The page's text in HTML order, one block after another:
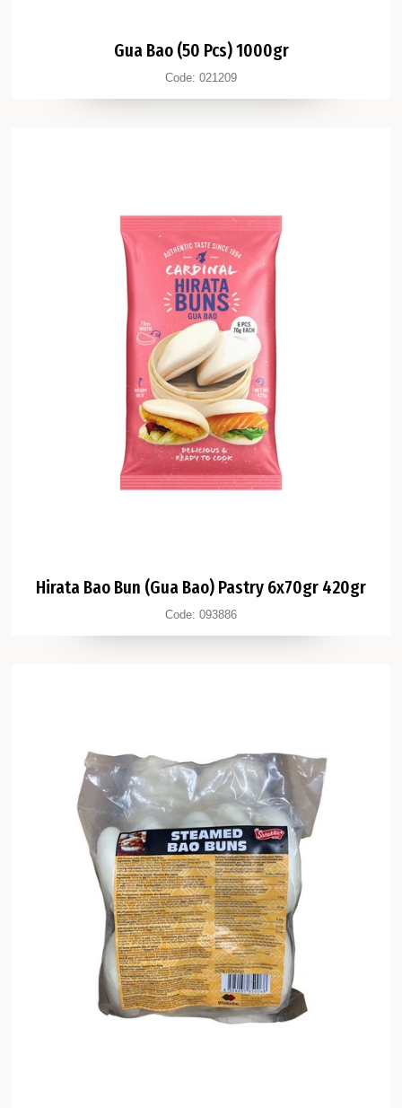
Gua Bao (50 Pcs) 1000gr
Code: 021209
Hirata Bao Bun (Gua Bao) Pastry 6x70gr 420gr
Code: 093886